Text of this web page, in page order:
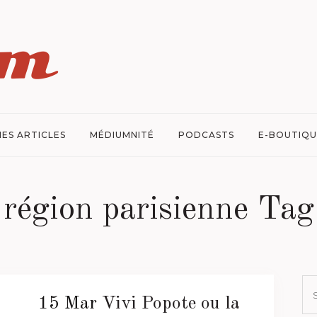
ARTICLES MÉDIUMNITÉ PODCASTS E-
région parisienne Tag
15 Mar Vivi Popote ou la